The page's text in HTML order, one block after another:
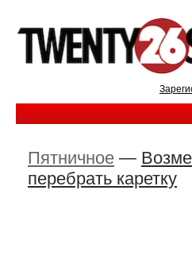
Пятничное —
перебрать каретку